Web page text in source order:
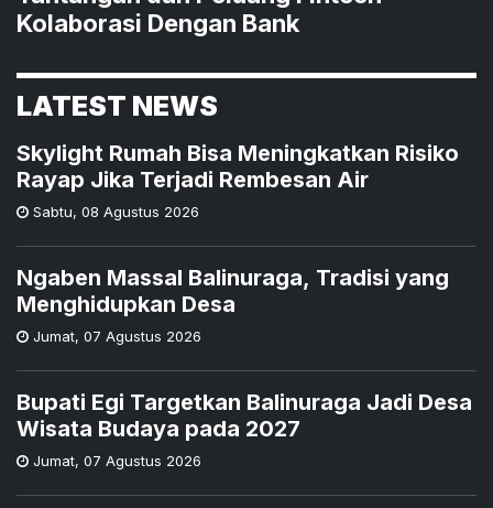
Kolaborasi Dengan Bank
LATEST NEWS
Skylight Rumah Bisa Meningkatkan Risiko
Rayap Jika Terjadi Rembesan Air
Sabtu, 08 Agustus 2026
Ngaben Massal Balinuraga, Tradisi yang
Menghidupkan Desa
Jumat, 07 Agustus 2026
Bupati Egi Targetkan Balinuraga Jadi Desa
Wisata Budaya pada 2027
Jumat, 07 Agustus 2026